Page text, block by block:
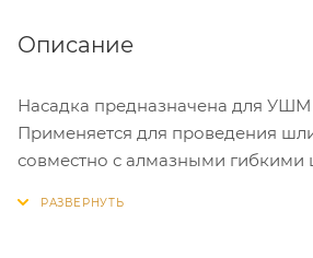
Описание
Насадка предназначена для УШМ
Применяется для проведения
совместно с алмазными